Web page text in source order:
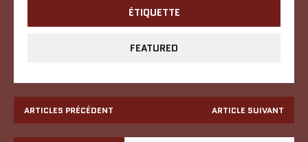
ÉTIQUETTE
FEATURED
ARTICLES PRÉCÉDENT ARTICLE SUIVANT